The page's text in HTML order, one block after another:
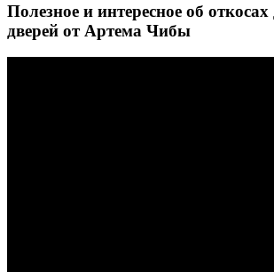
Полезное и интересное об
дверей от Артема Чибы